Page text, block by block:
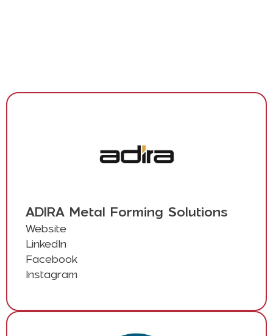
ADIRA Metal Forming Solutions
Website
LinkedIn
Facebook
Instagram